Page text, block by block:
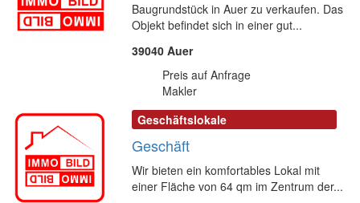
Baugrundstück in Auer zu verkaufen. Das
Objekt befindet sich in einer gut...
39040 Auer
Preis auf Anfrage
Makler
Geschäftslokale
Geschäft
Wir bieten ein komfortables Lokal mit
einer Fläche von 64 qm im Zentrum der...